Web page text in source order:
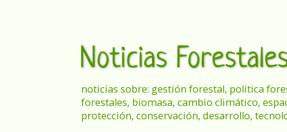
Noticias
noticias sobre: gestión forestal, política
forestales, biomasa, cambio climático,
protección, conservación, desarrollo,